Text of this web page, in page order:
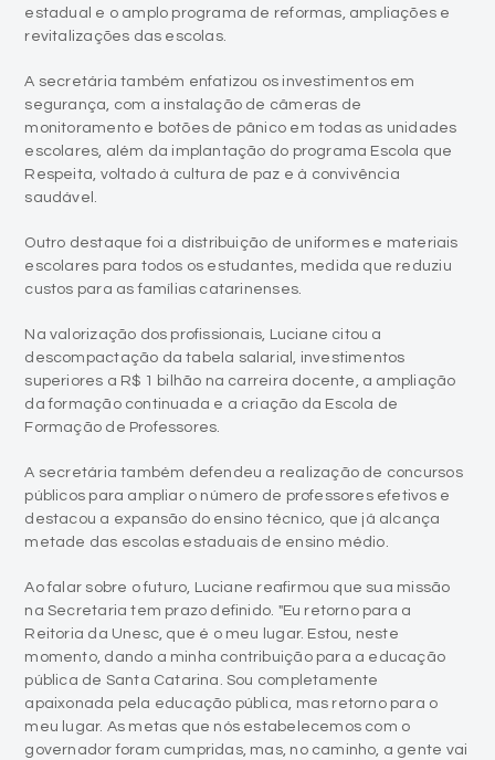
estadual e o amplo programa de reformas, ampliações e
revitalizações das escolas.
A secretária também enfatizou os investimentos em
segurança, com a instalação de câmeras de
monitoramento e botões de pânico em todas as unidades
escolares, além da implantação do programa Escola que
Respeita, voltado à cultura de paz e à convivência
saudável.
Outro destaque foi a distribuição de uniformes e materiais
escolares para todos os estudantes, medida que reduziu
custos para as famílias catarinenses.
Na valorização dos profissionais, Luciane citou a
descompactação da tabela salarial, investimentos
superiores a R$ 1 bilhão na carreira docente, a ampliação
da formação continuada e a criação da Escola de
Formação de Professores.
A secretária também defendeu a realização de concursos
públicos para ampliar o número de professores efetivos e
destacou a expansão do ensino técnico, que já alcança
metade das escolas estaduais de ensino médio.
Ao falar sobre o futuro, Luciane reafirmou que sua missão
na Secretaria tem prazo definido. "Eu retorno para a
Reitoria da Unesc, que é o meu lugar. Estou, neste
momento, dando a minha contribuição para a educação
pública de Santa Catarina. Sou completamente
apaixonada pela educação pública, mas retorno para o
meu lugar. As metas que nós estabelecemos com o
governador foram cumpridas, mas, no caminho, a gente vai